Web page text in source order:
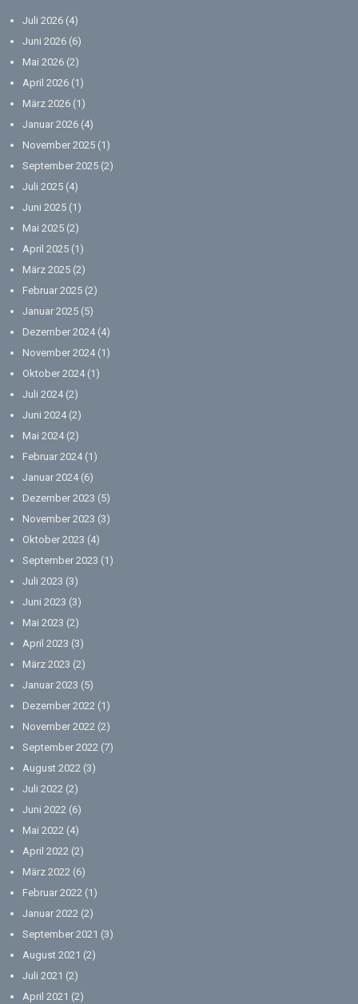
Juli 2026 (4)
Juni 2026 (6)
Mai 2026 (2)
April 2026 (1)
März 2026 (1)
Januar 2026 (4)
November 2025 (1)
September 2025 (2)
Juli 2025 (4)
Juni 2025 (1)
Mai 2025 (2)
April 2025 (1)
März 2025 (2)
Februar 2025 (2)
Januar 2025 (5)
Dezember 2024(4)
November 2024(1)
Oktober 2024(1)
Juli 2024(2)
Juni 2024(2)
Mai 2024(2)
Februar 2024(1)
Januar 2024(6)
Dezember 2023 (5)
November 2023 (3)
Oktober 2023 (4)
September 2023 (1)
Juli 2023 (3)
Juni 2023 (3)
Mai 2023 (2)
April 2023 (3)
März 2023 (2)
Januar 2023 (5)
Dezember 2022 (1)
November 2022 (2)
September 2022 (7)
August 2022 (3)
Juli 2022 (2)
Juni 2022 (6)
Mai 2022 (4)
April 2022 (2)
März 2022 (6)
Februar 2022 (1)
Januar 2022 (2)
September 2021 (3)
August 2021 (2)
Juli 2021 (2)
April 2021 (2)